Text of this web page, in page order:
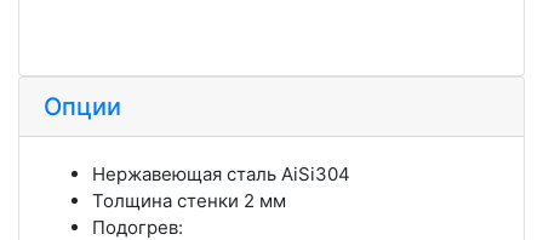
Опции
Нержавеющая сталь AiSi304
Толщина стенки 2 мм
Подогрев: